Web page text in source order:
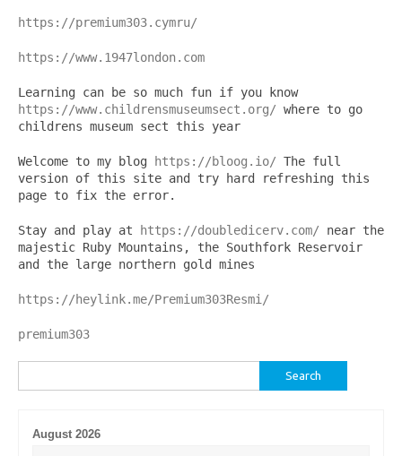
https://premium303.cymru/
https://www.1947london.com
Learning can be so much fun if you know
https://www.childrensmuseumsect.org/ where to go
childrens museum sect this year
Welcome to my blog https://bloog.io/ The full
version of this site and try hard refreshing this
page to fix the error.
Stay and play at https://doubledicerv.com/ near the
majestic Ruby Mountains, the Southfork Reservoir
and the large northern gold mines
https://heylink.me/Premium303Resmi/
premium303
for:
August 2026